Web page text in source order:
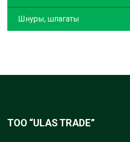
Шнуры, шпагаты
ТОО “ULAS TRADE”